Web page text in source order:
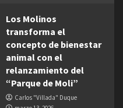
Los Molinos
transforma el
concepto de bienestar
animal con el
relanzamiento del
“Parque de Moli”
Carlos "Villada" Duque